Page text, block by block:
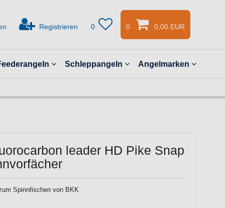
Registrieren 0 0 0,00 EUR
Schleppangeln Angelmarken
leader HD Pike Snap
Spinnfischen von BKK